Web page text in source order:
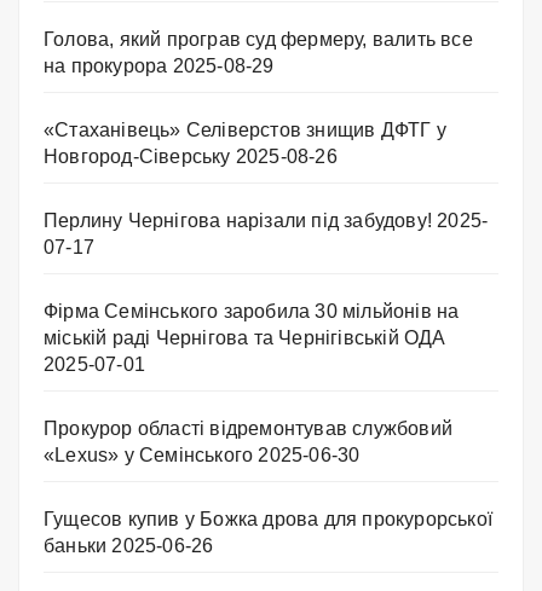
Голова, який програв суд фермеру, валить все
на прокурора 2025-08-29
«Стаханівець» Селіверстов знищив ДФТГ у
Новгород-Сіверську 2025-08-26
Перлину Чернігова нарізали під забудову! 2025-
07-17
Фірма Семінського заробила 30 мільйонів на
міській раді Чернігова та Чернігівській ОДА
2025-07-01
Прокурор області відремонтував службовий
«Lexus» у Семінського 2025-06-30
Гущесов купив у Божка дрова для прокурорської
баньки 2025-06-26